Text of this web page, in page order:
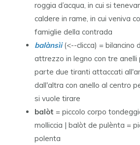
roggia d’acqua, in cui si
caldere in rame, in cui veniva
famiglie della contrada
balànsìi(<--clicca) = bilancino
attrezzo in legno con tre anelli
parte due tiranti attaccati
dall'altra con anello al centro
si vuole tirare
balòt = piccolo corpo
molliccia | balòt de pulènta =
polenta